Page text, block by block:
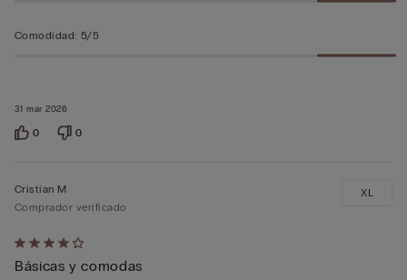
31 mar 2026
Comodidad: 5/5
0 0
Calificación
de
Cristian M
Comprador verificado
Básicas y comodas
XL